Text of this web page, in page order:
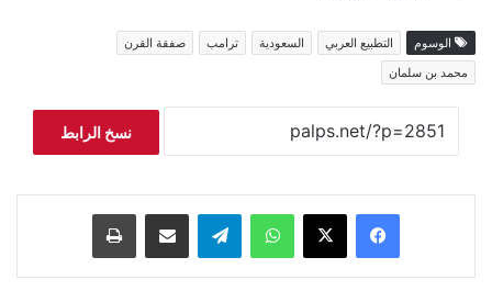
الوسوم التطبيع العربي السعودية ترامب
صفقة القرن
محمد بن سلمان
نسخ الرابط
فيسبوك ‫X واتساب تيلقرام مشاركة عبر البريد طباعة